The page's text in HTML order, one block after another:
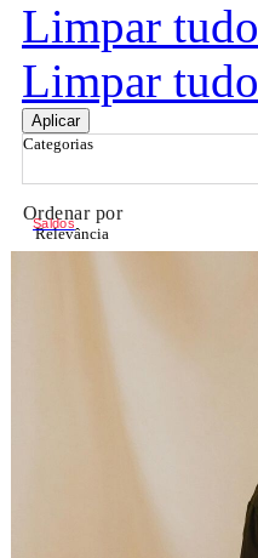
Limpar tudo
Limpar tudo
Aplicar
Categorias
Ordenar por
Relevância
Saldos